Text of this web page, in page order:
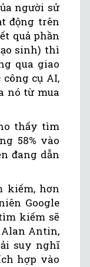
người sử
động trên
quả phần
sinh) thì
qua giao
cụ AI,
nó từ mua
thấy tìm
58% vào
đang dẫn
kiếm, hơn
Google
kiếm sẽ
Alan Antin,
suy nghĩ
hợp vào